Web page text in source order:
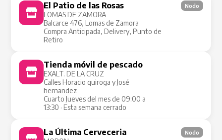
El Patio de las Rosas
LOMAS DE ZAMORA
Balcarce 476, Lomas de Zamora
Compra Anticipada, Delivery, Punto de
Retiro
Nodo
Tienda móvil de pescado
EXALT. DE LA CRUZ
Calles Horacio quiroga y José
hernandez
Cuarto Jueves del mes de 09:00 a
13:30 · Esta semana cerrado
La Última Cerveceria Nodo